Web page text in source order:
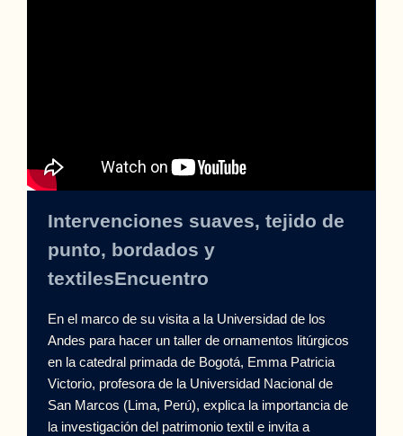
Intervenciones suaves, tejido de
punto, bordados y
textilesEncuentro
En el marco de su visita a la Universidad de los
Andes para hacer un taller de ornamentos litúrgicos
en la catedral primada de Bogotá, Emma Patricia
Victorio, profesora de la Universidad Nacional de
San Marcos (Lima, Perú), explica la importancia de
la investigación del patrimonio textil e invita a